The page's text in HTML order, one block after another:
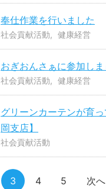
奉仕作業を行いました
社会貢献活動 健康経営
おぎおんさぁに参加しま
社会貢献活動 健康経営
グリーンカーテンが育
岡支店】
社会貢献活動
3 4 5 次へ